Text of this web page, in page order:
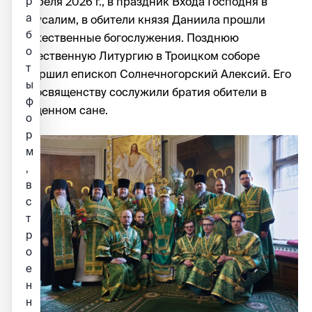
Иерусалим, в обители князя Даниила прошли
торжественные богослужения. Позднюю
Божественную Литургию в Троицком соборе
совершил епископ Солнечногорский Алексий. Его
Преосвященству сослужили братия обители в
священном сане.
а
б
о
т
ы
ф
о
р
м
,
в
с
т
р
о
е
н
н